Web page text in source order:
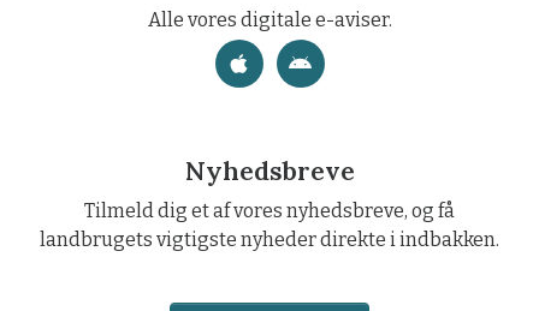
Alle vores digitale e-aviser.
Nyhedsbreve
Tilmeld dig et af vores nyhedsbreve, og få
landbrugets vigtigste nyheder direkte i indbakken.